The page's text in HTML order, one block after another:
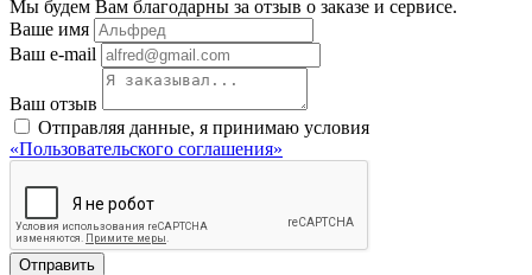
Мы будем Вам благодарны за отзыв о заказе и сервисе.
Ваше имя
Ваш e-mail
Ваш отзыв
Отправляя данные, я принимаю условия
«Пользовательского соглашения»
Отправить